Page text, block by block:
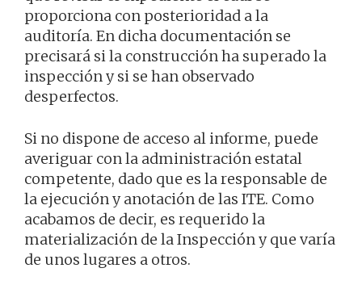
proporciona con posterioridad a la
auditoría. En dicha documentación se
precisará si la construcción ha superado la
inspección y si se han observado
desperfectos.
Si no dispone de acceso al informe, puede
averiguar con la administración estatal
competente, dado que es la responsable de
la ejecución y anotación de las ITE. Como
acabamos de decir, es requerido la
materialización de la Inspección y que varía
de unos lugares a otros.